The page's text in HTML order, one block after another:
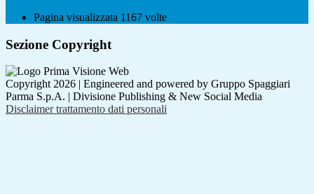
Pagina visualizzata 1167 volte
Sezione Copyright
Copyright 2026 | Engineered and powered by Gruppo Spaggiari
Parma S.p.A. | Divisione Publishing & New Social Media
Disclaimer trattamento dati personali